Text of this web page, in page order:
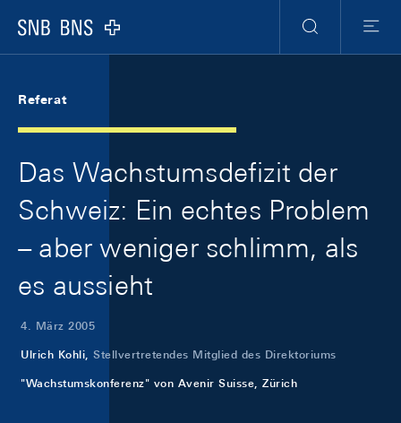
Logo
Suche
Menu
Referat
Das Wachstumsdefizit der
Schweiz: Ein echtes Problem
– aber weniger schlimm, als
es aussieht
4. März 2005
Ulrich Kohli, Stellvertretendes Mitglied des Direktoriums
"Wachstumskonferenz" von Avenir Suisse, Zürich